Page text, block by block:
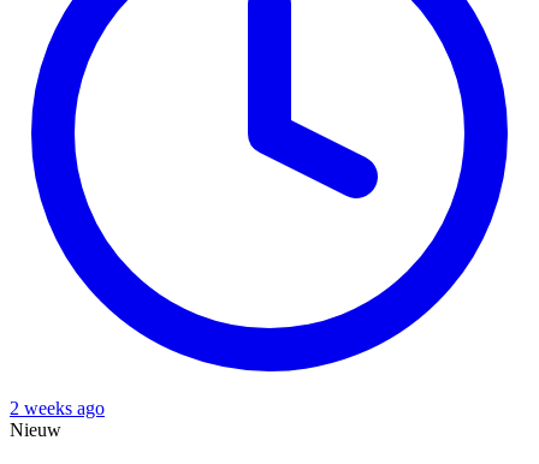
2 weeks ago
Nieuw